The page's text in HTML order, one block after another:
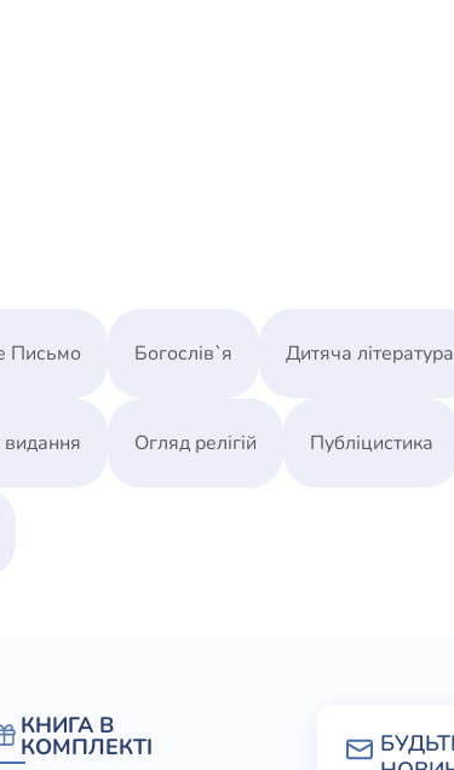
Письмо Богослів`я Дитяча література
видання Огляд релігій Публіцистика
КНИГА В
КОМПЛЕКТІ